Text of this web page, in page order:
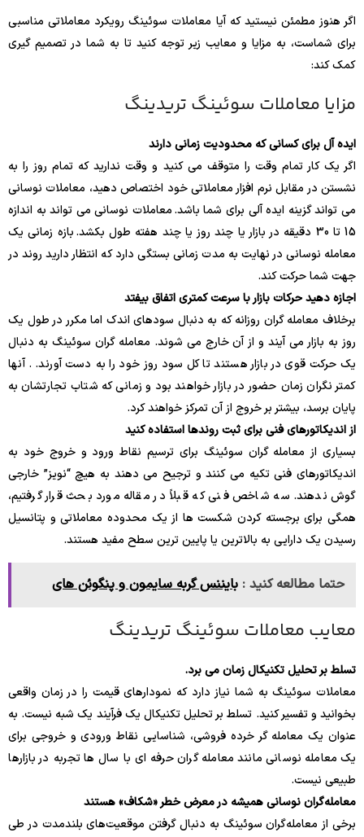
اگر هنوز مطمئن نیستید که آیا معاملات سوئینگ رویکرد معاملاتی مناسبی
برای شماست، به مزایا و معایب زیر توجه کنید تا به شما در تصمیم گیری
کمک کند:
مزایا معاملات سوئینگ تریدینگ
ایده آل برای کسانی که محدودیت زمانی دارند
اگر یک کار تمام وقت را متوقف می کنید و وقت ندارید که تمام روز را به
نشستن در مقابل نرم افزار معاملاتی خود اختصاص دهید، معاملات نوسانی
می تواند گزینه ایده آلی برای شما باشد. معاملات نوسانی می تواند به اندازه
15 تا 30 دقیقه در بازار یا چند روز یا چند هفته طول بکشد. بازه زمانی یک
معامله نوسانی در نهایت به مدت زمانی بستگی دارد که انتظار دارید روند در
جهت شما حرکت کند.
اجازه دهید حرکات بازار با سرعت کمتری اتفاق بیفتد
برخلاف معامله گران روزانه که به دنبال سودهای اندک اما مکرر در طول یک
روز به بازار می آیند و از آن خارج می شوند. معامله گران سوئینگ به دنبال
یک حرکت قوی در بازار هستند تا کل سود روز خود را به دست آورند. . آنها
کمتر نگران زمان حضور در بازار خواهند بود و زمانی که شتاب تجارتشان به
پایان برسد، بیشتر بر خروج از آن تمرکز خواهند کرد.
از اندیکاتورهای فنی برای ثبت روندها استفاده کنید
بسیاری از معامله گران سوئینگ برای ترسیم نقاط ورود و خروج خود به
اندیکاتورهای فنی تکیه می کنند و ترجیح می دهند به هیچ “نویز” خارجی
گوش ندهند. سه شاخص فنی که قبلاً در مقاله مورد بحث قرار گرفتیم،
همگی برای برجسته کردن شکست ها از یک محدوده معاملاتی و پتانسیل
رسیدن یک دارایی به بالاترین یا پایین ترین سطح مفید هستند.
حتما مطالعه کنید : بایننس گربه سایمون و پنگوئن های
معایب معاملات سوئینگ تریدینگ
تسلط بر تحلیل تکنیکال زمان می برد.
معاملات سوئینگ به شما نیاز دارد که نمودارهای قیمت را در زمان واقعی
بخوانید و تفسیر کنید. تسلط بر تحلیل تکنیکال یک فرآیند یک شبه نیست. به
عنوان یک معامله گر خرده فروشی، شناسایی نقاط ورودی و خروجی برای
یک معامله نوسانی مانند معامله گران حرفه ای با سال ها تجربه در بازارها
طبیعی نیست.
معامله‌گران نوسانی همیشه در معرض خطر «شکاف» هستند
برخی از معامله‌گران سوئینگ به دنبال گرفتن موقعیت‌های بلندمدت در طی